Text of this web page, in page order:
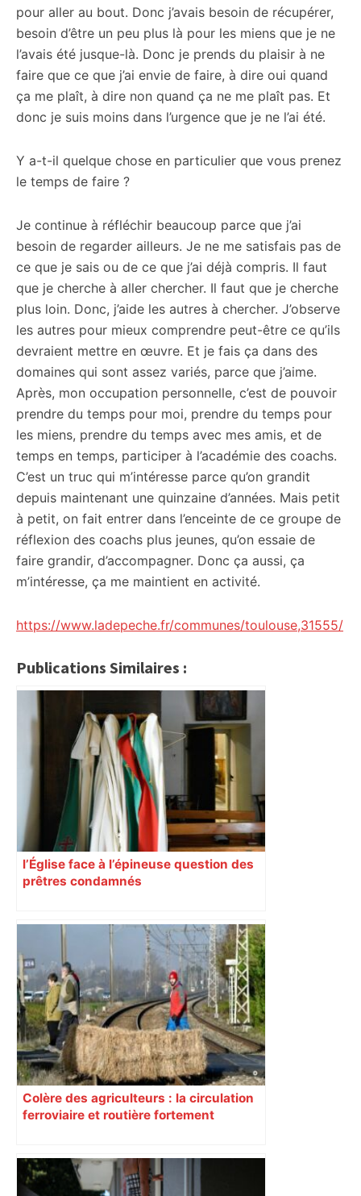
pour aller au bout. Donc j’avais besoin de récupérer,
besoin d’être un peu plus là pour les miens que je ne
l’avais été jusque-là. Donc je prends du plaisir à ne
faire que ce que j’ai envie de faire, à dire oui quand
ça me plaît, à dire non quand ça ne me plaît pas. Et
donc je suis moins dans l’urgence que je ne l’ai été.
Y a-t-il quelque chose en particulier que vous prenez
le temps de faire ?
Je continue à réfléchir beaucoup parce que j’ai
besoin de regarder ailleurs. Je ne me satisfais pas de
ce que je sais ou de ce que j’ai déjà compris. Il faut
que je cherche à aller chercher. Il faut que je cherche
plus loin. Donc, j’aide les autres à chercher. J’observe
les autres pour mieux comprendre peut-être ce qu’ils
devraient mettre en œuvre. Et je fais ça dans des
domaines qui sont assez variés, parce que j’aime.
Après, mon occupation personnelle, c’est de pouvoir
prendre du temps pour moi, prendre du temps pour
les miens, prendre du temps avec mes amis, et de
temps en temps, participer à l’académie des coachs.
C’est un truc qui m’intéresse parce qu’on grandit
depuis maintenant une quinzaine d’années. Mais petit
à petit, on fait entrer dans l’enceinte de ce groupe de
réflexion des coachs plus jeunes, qu’on essaie de
faire grandir, d’accompagner. Donc ça aussi, ça
m’intéresse, ça me maintient en activité.
https://www.ladepeche.fr/communes/toulouse,31555/
Publications Similaires :
l’Église face à l’épineuse question des
prêtres condamnés
Colère des agriculteurs : la circulation
ferroviaire et routière fortement